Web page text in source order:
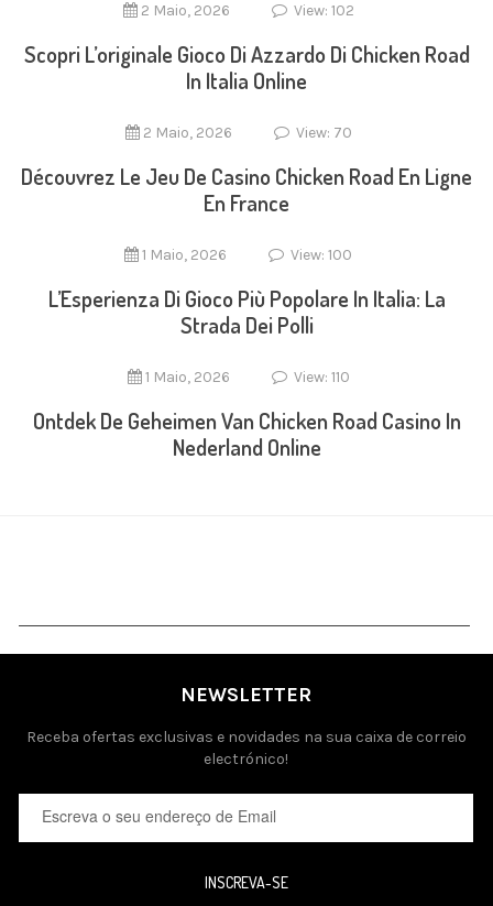
2 Maio, 2026 View: 102
Scopri L’originale Gioco Di Azzardo Di Chicken Road
In Italia Online
2 Maio, 2026 View: 70
Découvrez Le Jeu De Casino Chicken Road En Ligne
En France
1 Maio, 2026 View: 100
L’Esperienza Di Gioco Più Popolare In Italia: La
Strada Dei Polli
1 Maio, 2026 View: 110
Ontdek De Geheimen Van Chicken Road Casino In
Nederland Online
NEWSLETTER
Receba ofertas exclusivas e novidades na sua caixa de correio
electrónico!
INSCREVA-SE